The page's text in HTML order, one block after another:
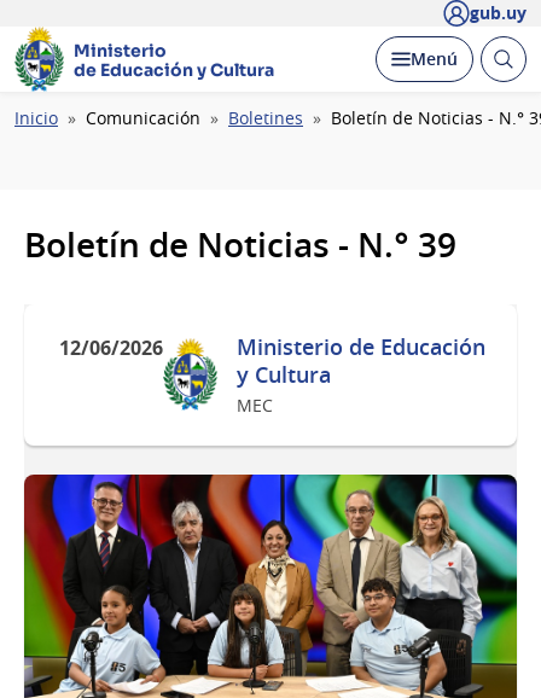
gub.uy
Ministerio
de Educación y Cultura
Desplegar
Menú Abrir
Ruta
Inicio Comunicación Boletines Boletín de Noticias - N.°
Boletín de Noticias - N.° 39
12/06/2026
Ministerio de Educación
y Cultura
MEC